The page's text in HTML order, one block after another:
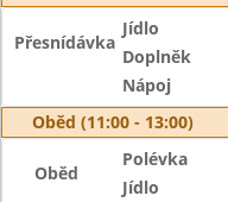
Přesnídávka
Jídlo
Doplněk
Nápoj
Oběd (11:00 - 13:00)
Oběd
Polévka
Jídlo